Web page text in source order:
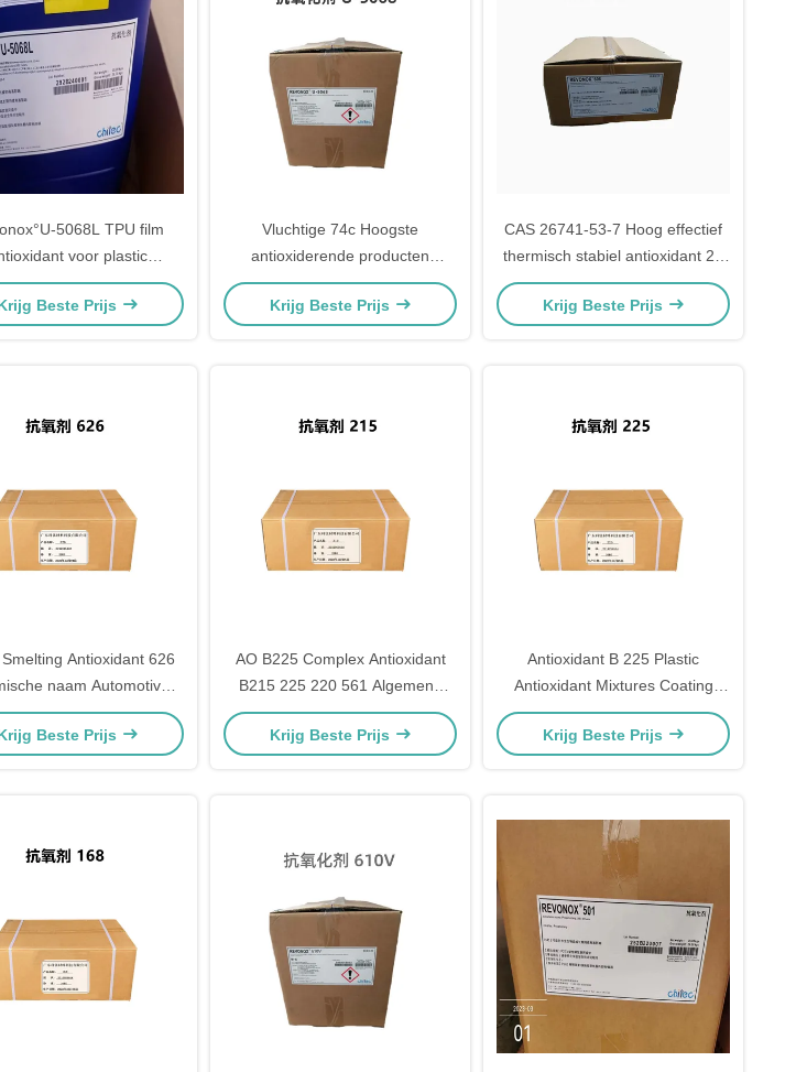
5068L TPU film
voor plastic
98 Chitec
antioxidanten
Beste Prijs
Vluchtige 74c Hoogste
antioxiderende producten
Additief gebruikt in kunststof
Revonox U 5068
Krijg Beste Prijs
CAS 26741-53-7 Hoog effectief
thermisch stabiel antioxidant 24
Revonox 608
Krijg Beste Prijs
Antioxidant 626
naam Automotive
Additives 26741-53-7
Beste Prijs
AO B225 Complex Antioxidant
B215 225 220 561 Algemene
additieven voor kunststof
Krijg Beste Prijs
Antioxidant B 225 Plastic
Antioxidant Mixtures Coating
Additive Manufacturing
Krijg Beste Prijs